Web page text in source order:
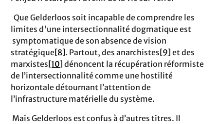
Que Gelderloos soit incapable de comprendre les
limites d'une intersectionnalité dogmatique est
symptomatique de son absence de vision
stratégique[8]. Partout, des anarchistes [9] et des
marxistes [10] dénoncent la récupération réformiste
de l’intersectionnalité comme une hostilité
horizontale détournant l’attention de
l’infrastructure matérielle du système.
Mais Gelderloos est confus à d’autres titres. Il